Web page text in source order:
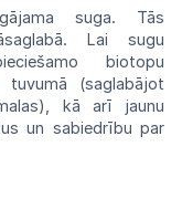
suga. Tās
Lai sugu
šamo biotopu
(saglabājot
kā arī jaunu
un sabiedrību par